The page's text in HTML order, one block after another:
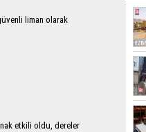
liman olarak
etkili oldu, dereler